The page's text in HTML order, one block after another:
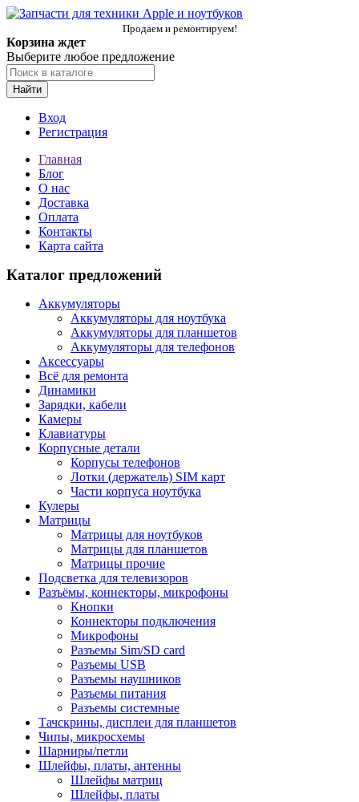
Продаем и ремонтируем!
Корзина ждет
Выберите любое предложение
Найти
Вход
Регистрация
Главная
Блог
О нас
Доставка
Оплата
Контакты
Карта сайта
Каталог предложений
Аккумуляторы
Аккумуляторы для ноутбука
Аккумуляторы для планшетов
Аккумуляторы для телефонов
Аксессуары
Всё для ремонта
Динамики
Зарядки, кабели
Камеры
Клавиатуры
Корпусные детали
Корпусы телефонов
Лотки (держатель) SIM карт
Части корпуса ноутбука
Кулеры
Матрицы
Матрицы для ноутбуков
Матрицы для планшетов
Матрицы прочие
Подсветка для телевизоров
Разъёмы, коннекторы, микрофоны
Кнопки
Коннекторы подключения
Микрофоны
Разъемы Sim/SD card
Разъемы USB
Разъемы наушников
Разъемы питания
Разъемы системные
Тачскрины, дисплеи для планшетов
Чипы, микросхемы
Шарниры/петли
Шлейфы, платы, антенны
Шлейфы матриц
Шлейфы, платы